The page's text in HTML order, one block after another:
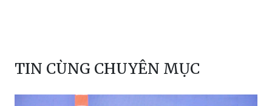
TIN CÙNG CHUYÊN MỤC